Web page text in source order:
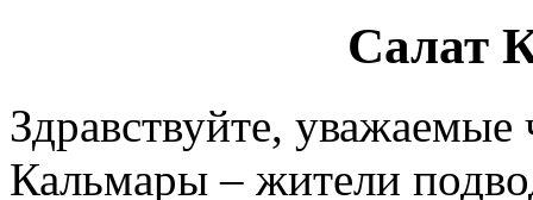
Салат
Здравствуйте, уважаемые
Кальмары – жители